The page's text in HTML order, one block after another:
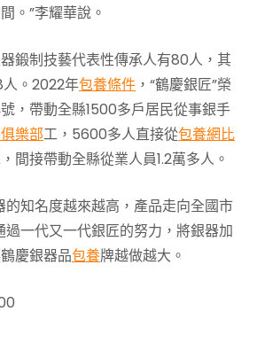
。”李耀華說。
鍛制技藝代表性傳承人有80人，其
。2022年包養條件 ，“鶴慶銀匠”榮
，帶動全縣1500多戶居民從事銀手
樂部工，5600多人直接從包養網比
間接帶動全縣從業人員1.2萬多人。
的知名度越來越高，產品走向全國市
過一代又一代銀匠的努力，將銀器加
慶銀器品包養牌越做越大。